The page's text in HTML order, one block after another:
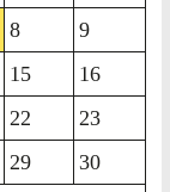
8
9
15
16
22
23
29
30